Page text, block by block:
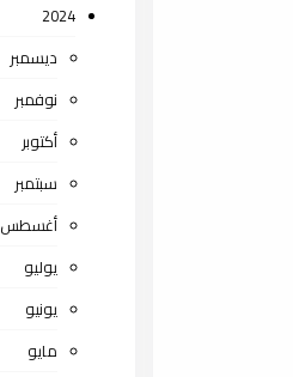
2024
ديسمبر
نوفمبر
أكتوبر
سبتمبر
أغسطس
يوليو
يونيو
مايو